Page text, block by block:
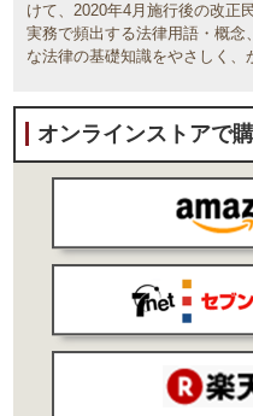
けて、2020年4月施行後の改正
実務で頻出する法律用語・概
な法律の基礎知識をやさしく、
オンラインストアで